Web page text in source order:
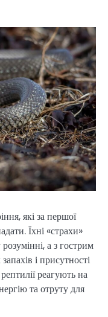
які за першої
Їхні «страхи»
а з гострим
і присутності
реагують на
та отруту для